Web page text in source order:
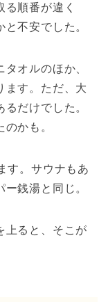
順番が違く
不安でした。
オルのほか、
ます。ただ、大
だけでした。
かも。
す。サウナもあ
銭湯と同じ。
上ると、そこが